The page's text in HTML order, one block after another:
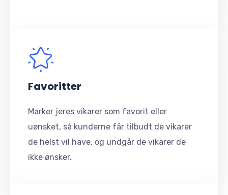
Favoritter
Marker jeres vikarer som favorit eller
uønsket, så kunderne får tilbudt de vikarer
de helst vil have, og undgår de vikarer de
ikke ønsker.